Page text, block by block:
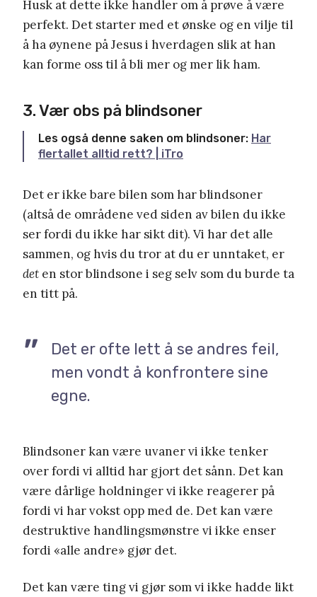
Husk at dette ikke handler om å prøve å være
perfekt. Det starter med et ønske og en vilje til
å ha øynene på Jesus i hverdagen slik at han
kan forme oss til å bli mer og mer lik ham.
3. Vær obs på blindsoner
Les også denne saken om blindsoner: Har
flertallet alltid rett? | iTro
Det er ikke bare bilen som har blindsoner
(altså de områdene ved siden av bilen du ikke
ser fordi du ikke har sikt dit). Vi har det alle
sammen, og hvis du tror at du er unntaket, er
det en stor blindsone i seg selv som du burde ta
en titt på.
Det er ofte lett å se andres feil,
men vondt å konfrontere sine
egne.
Blindsoner kan være uvaner vi ikke tenker
over fordi vi alltid har gjort det sånn. Det kan
være dårlige holdninger vi ikke reagerer på
fordi vi har vokst opp med de. Det kan være
destruktive handlingsmønstre vi ikke enser
fordi «alle andre» gjør det.
Det kan være ting vi gjør som vi ikke hadde likt